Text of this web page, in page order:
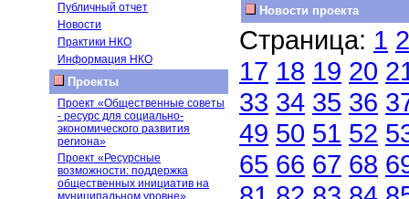
Публичный отчет
Новости
Практики НКО
Информация НКО
Проекты
Проект «Общественные советы
- ресурс для социально-
экономического развития
региона»
Проект «Ресурсные
возможности: поддержка
общественных инициатив на
муниципальном уровне»
Новости проекта
Страница: 1 2
17 18 19 20
33 34 35 36
49 50 51 52
65 66 67 68